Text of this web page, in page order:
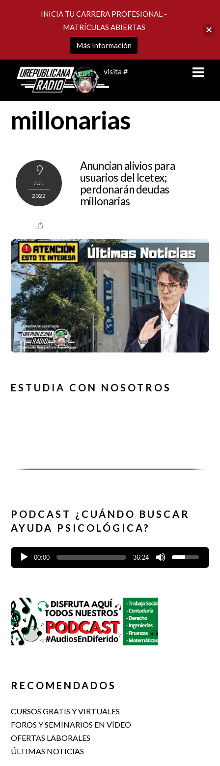
visita #
millonarias
9
JUL
2022
Anuncian alivios para
usuarios del Icetex;
perdonarán deudas
millonarias
ESTUDIA CON NOSOTROS
PODCAST ¿CUÁNDO BUSCAR
AYUDA PSICOLÓGICA?
00:00 36:24
RECOMENDADOS
CURSOS GRATIS Y VIRTUALES
FOROS Y SEMINARIOS EN VÍDEO
OFERTAS LABORALES
ÚLTIMAS NOTICIAS
INICIA TU CARRERA PROFESIONAL -
MATRÍCULAS ABIERTAS
Más Información